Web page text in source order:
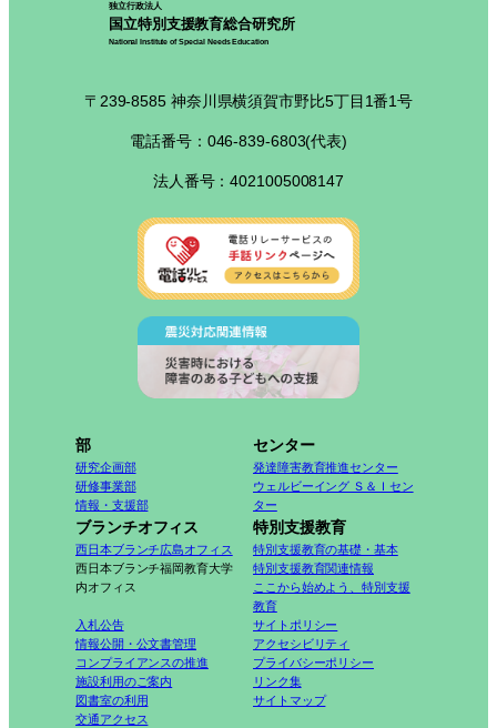
独立行政法人
国立特別支援教育総合研究所
National Institute of Special Needs Education
〒239-8585 神奈川県横須賀市野比5丁目1番1号
電話番号：046-839-6803(代表)
法人番号：4021005008147
部
研究企画部
研修事業部
情報・支援部
センター
発達障害教育推進センター
ウェルビーイング Ｓ＆Ｉセン
ター
ブランチオフィス
西日本ブランチ広島オフィス
西日本ブランチ福岡教育大学
内オフィス
特別支援教育
特別支援教育の基礎・基本
特別支援教育関連情報
ここから始めよう、特別支援
教育
入札公告
情報公開・公文書管理
コンプライアンスの推進
施設利用のご案内
図書室の利用
交通アクセス
サイトポリシー
アクセシビリティ
プライバシーポリシー
リンク集
サイトマップ